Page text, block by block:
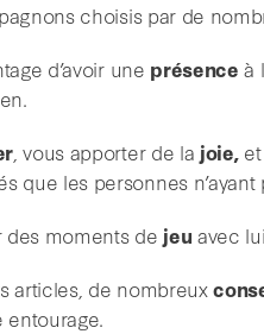
choisis par de
d’avoir une présence à
, vous apporter de la joie,et
que les personnes n’ayant
des moments de jeu avec
articles, de nombreux
entourage.